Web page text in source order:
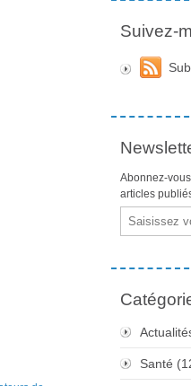
Suivez-
Abonnez-
articles
Email
Santé